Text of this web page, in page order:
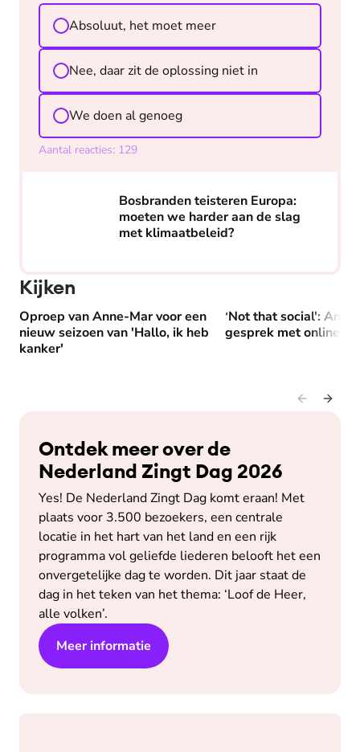
Absoluut, het moet meer
Nee, daar zit de oplossing niet in
We doen al genoeg
Aantal reacties: 129
Bosbranden teisteren Europa: moeten we harder aan
Bosbranden teisteren Europa:
moeten we harder aan de slag
met klimaatbeleid?
Kijken
Oproep van Anne-Mar voor een
nieuw seizoen van 'Hallo, ik heb
kanker'
Oproep van Anne-Mar voor een nieuw seizoen van 'Hallo,
'Not that social': Amy
gesprek met online
'Not that social': Amy
Ontdek meer over de
Nederland Zingt Dag 2026
Yes! De Nederland Zingt Dag komt eraan! Met
plaats voor 3.500 bezoekers, een centrale
locatie in het hart van het land en een rijk
programma vol geliefde liederen belooft het een
onvergetelijke dag te worden. Dit jaar staat de
dag in het teken van het thema: ‘Loof de Heer,
alle volken’.
Meer informatie